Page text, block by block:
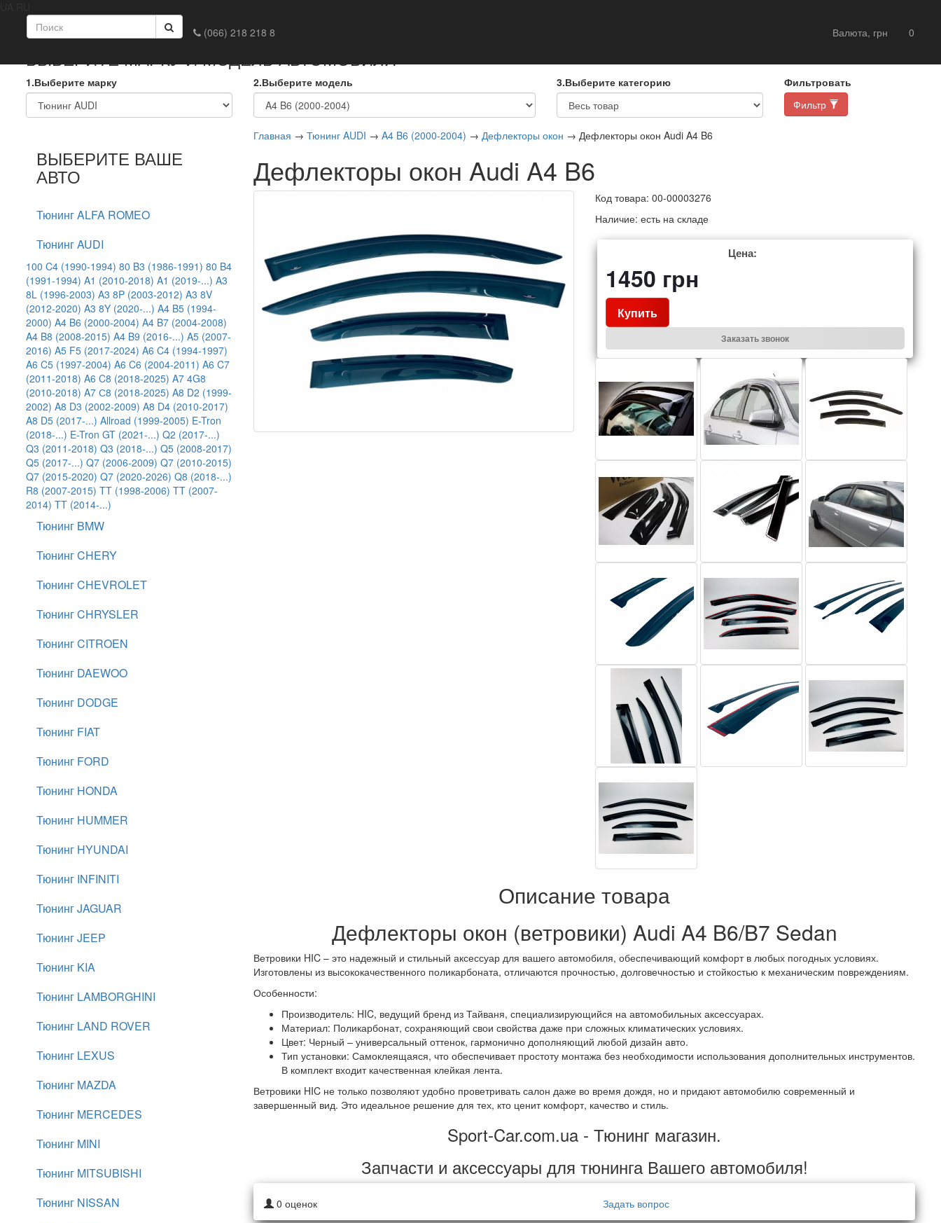
(066) 218 218 8
Валюта, грн 0
Главная Обмен и возврат
ВЫБЕРИТЕ МАРКУ И МОДЕЛЬ АВТОМОБИЛЯ
1.Выберите марку 2.Выберите модель 3.Выберите категорию
Фильтровать
Фильтр
ВЫБЕРИТЕ ВАШЕ
АВТО
Тюнинг ALFA ROMEO
Тюнинг AUDI
100 C4 (1990-1994) 80 B3 (1986-1991) 80 B4
(1991-1994) A1 (2010-2018) A1 (2019-...) A3
8L (1996-2003) A3 8P (2003-2012) A3 8V
(2012-2020) A3 8Y (2020-...) A4 B5 (1994-
2000) A4 B6 (2000-2004) A4 B7 (2004-2008)
A4 B8 (2008-2015) A4 B9 (2016-...) A5 (2007-
2016) A5 F5 (2017-2024) A6 C4 (1994-1997)
A6 C5 (1997-2004) A6 C6 (2004-2011) A6 C7
(2011-2018) A6 C8 (2018-2025) A7 4G8
(2010-2018) A7 С8 (2018-2025) A8 D2 (1999-
2002) A8 D3 (2002-2009) A8 D4 (2010-2017)
A8 D5 (2017-...) Allroad (1999-2005) E-Tron
(2018-...) E-Tron GT (2021-...) Q2 (2017-...)
Q3 (2011-2018) Q3 (2018-...) Q5 (2008-2017)
Q5 (2017-...) Q7 (2006-2009) Q7 (2010-2015)
Q7 (2015-2020) Q7 (2020-2026) Q8 (2018-...)
R8 (2007-2015) TT (1998-2006) TT (2007-
2014) TT (2014-...)
Тюнинг BMW
Тюнинг CHERY
Тюнинг CHEVROLET
Тюнинг CHRYSLER
Тюнинг CITROEN
Тюнинг DAEWOO
Тюнинг DODGE
Тюнинг FIAT
Тюнинг FORD
Тюнинг HONDA
Тюнинг HUMMER
Тюнинг HYUNDAI
Тюнинг INFINITI
Тюнинг JAGUAR
Тюнинг JEEP
Тюнинг KIA
Тюнинг LAMBORGHINI
Тюнинг LAND ROVER
Тюнинг LEXUS
Тюнинг MAZDA
Тюнинг MERCEDES
Тюнинг MINI
Тюнинг MITSUBISHI
Тюнинг NISSAN
Главная → Тюнинг AUDI → A4 B6 (2000-2004) → Дефлекторы окон → Дефлекторы окон Audi A4 B6
Дефлекторы окон Audi A4 B6
Код товара: 00-00003276
Наличие: есть на складе
Цена:
1450 грн
Купить
Заказать звонок
Описание товара
Дефлекторы окон (ветровики) Audi A4 B6/B7 Sedan
Ветровики HIC – это надежный и стильный аксессуар для вашего автомобиля, обеспечивающий комфорт в любых погодных условиях.
Изготовлены из высококачественного поликарбоната, отличаются прочностью, долговечностью и стойкостью к механическим повреждениям.
Особенности:
Производитель: HIC, ведущий бренд из Тайваня, специализирующийся на автомобильных аксессуарах.
Материал: Поликарбонат, сохраняющий свои свойства даже при сложных климатических условиях.
Цвет: Черный – универсальный оттенок, гармонично дополняющий любой дизайн авто.
Тип установки: Самоклеящаяся, что обеспечивает простоту монтажа без необходимости использования дополнительных инструментов.
В комплект входит качественная клейкая лента.
Ветровики HIC не только позволяют удобно проветривать салон даже во время дождя, но и придают автомобилю современный и
завершенный вид. Это идеальное решение для тех, кто ценит комфорт, качество и стиль.
Sport-Car.com.ua - Тюнинг магазин.
Запчасти и аксессуары для тюнинга Вашего автомобиля!
0 оценок Задать вопрос